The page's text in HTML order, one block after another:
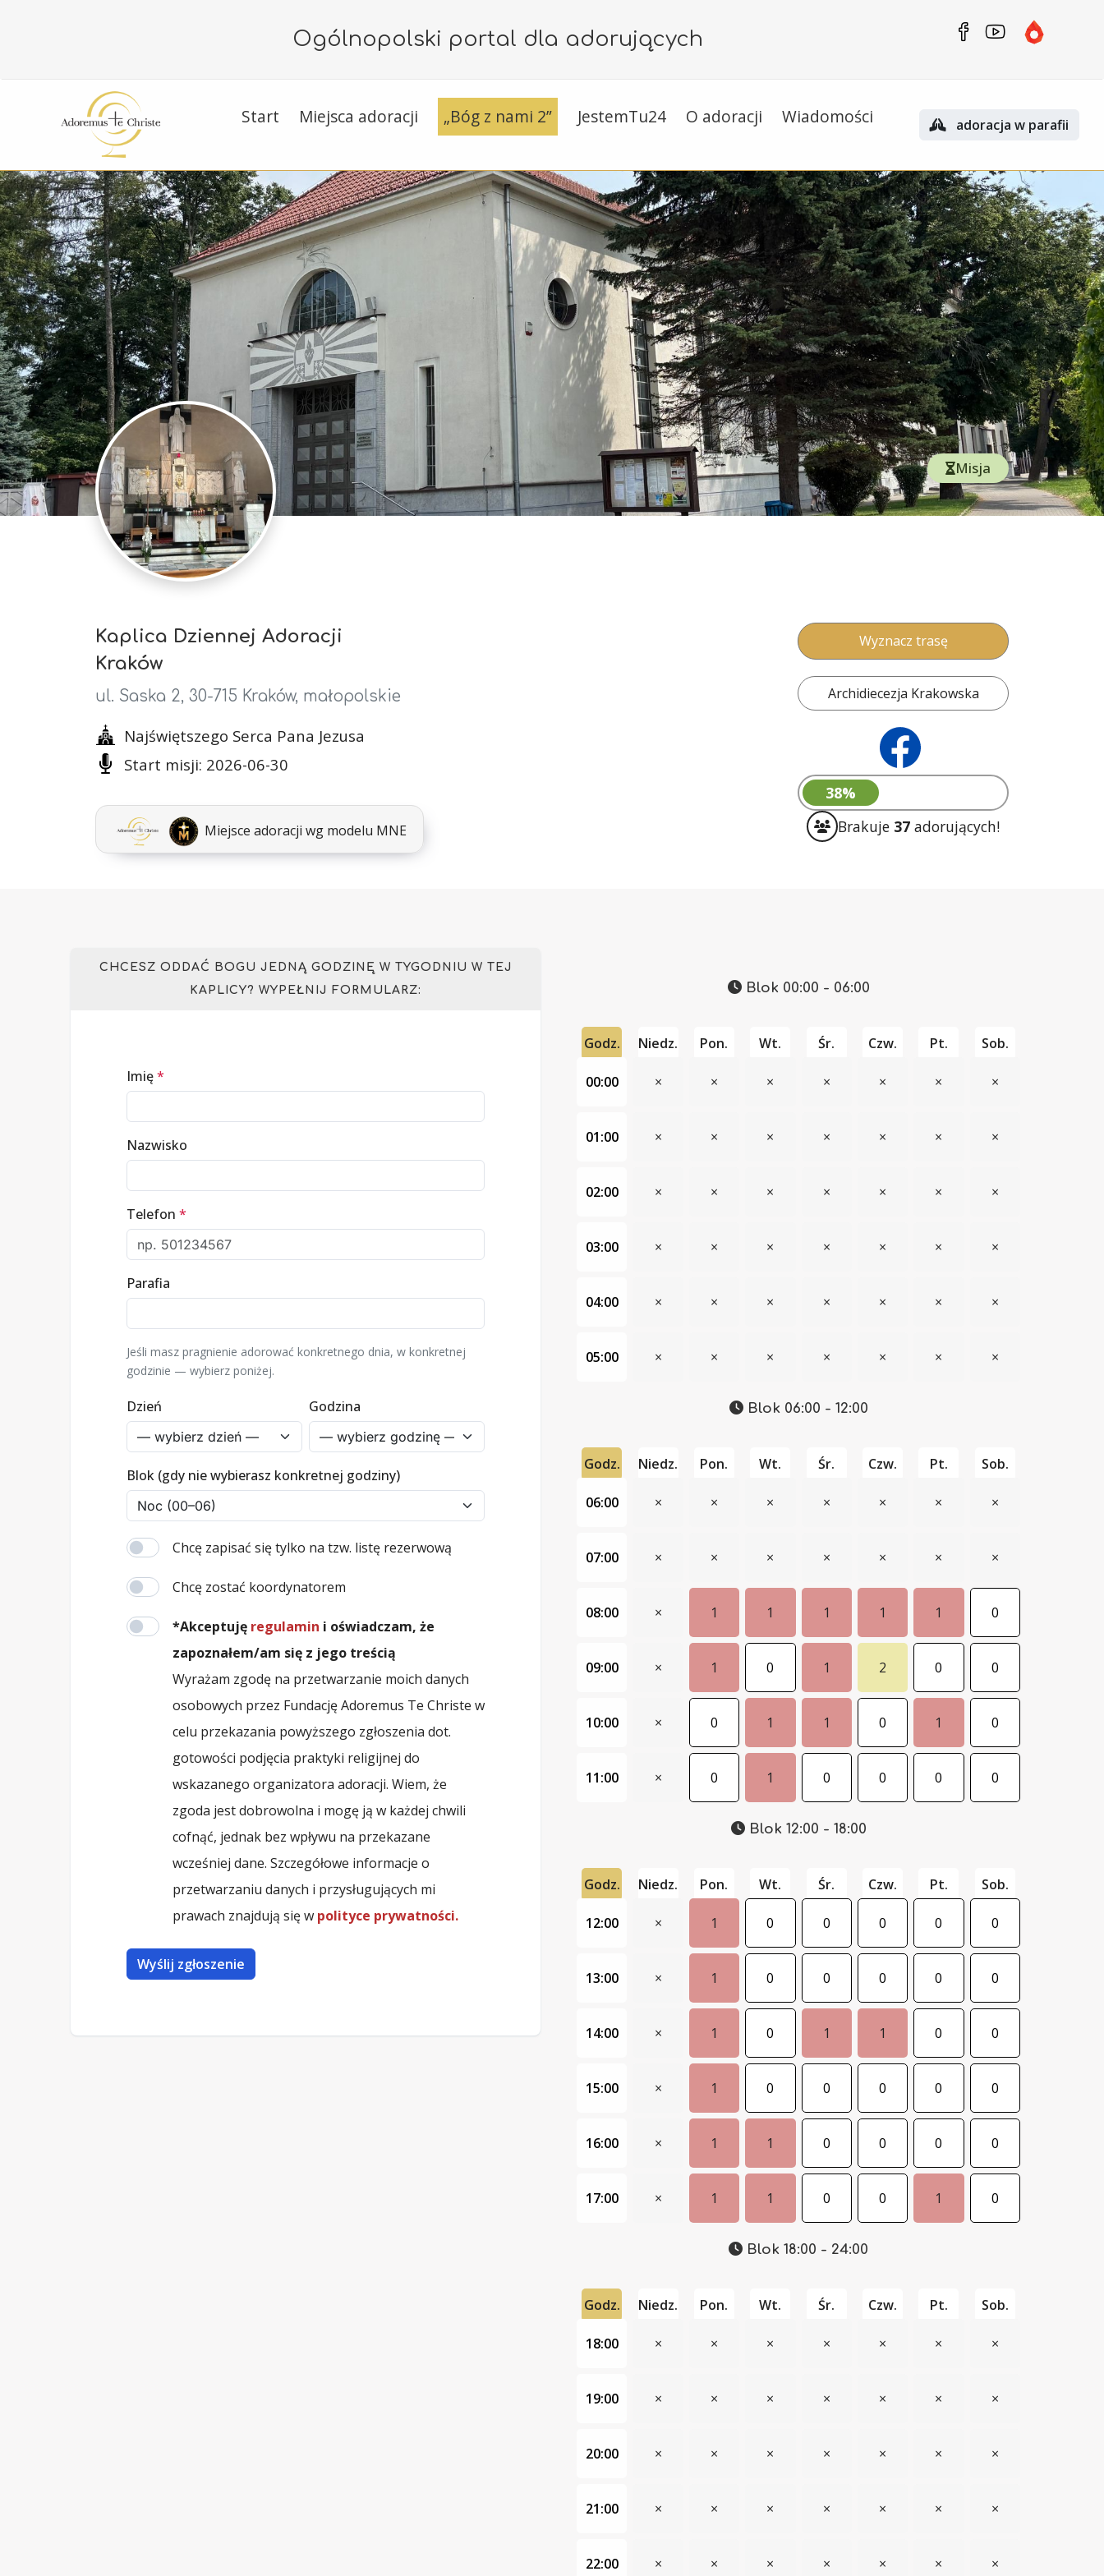
Ogólnopolski portal dla adorujących
Start Miejsca adoracji „Bóg z nami 2” JestemTu24 O adoracji Wiadomości adoracja w parafii
Misja
Kaplica Dziennej Adoracji
Kraków
ul. Saska 2, 30-715 Kraków, małopolskie
Najświętszego Serca Pana Jezusa
Start misji: 2026-06-30
Miejsce adoracji wg modelu MNE
Wyznacz trasę
Archidiecezja Krakowska
38%
Brakuje 37 adorujących!
CHCESZ ODDAĆ BOGU JEDNĄ GODZINĘ W TYGODNIU W TEJ
KAPLICY? WYPEŁNIJ FORMULARZ:
Imię*
Nazwisko
Telefon *
Parafia
Jeśli masz pragnienie adorować konkretnego dnia, w konkretnej
godzinie — wybierz poniżej.
Dzień Godzina
Blok (gdy nie wybierasz konkretnej godziny)
Chcę zapisać się tylko na tzw. listę rezerwową
Chcę zostać koordynatorem
*Akceptuję regulamin i oświadczam, że
zapoznałem/am się z jego treścią
Wyrażam zgodę na przetwarzanie moich danych
osobowych przez Fundację Adoremus Te Christe w
celu przekazania powyższego zgłoszenia dot.
gotowości podjęcia praktyki religijnej do
wskazanego organizatora adoracji. Wiem, że
zgoda jest dobrowolna i mogę ją w każdej chwili
cofnąć, jednak bez wpływu na przekazane
wcześniej dane. Szczegółowe informacje o
przetwarzaniu danych i przysługujących mi
prawach znajdują się w polityce prywatności.
Wyślij zgłoszenie
Blok 00:00 - 06:00
Godz. Niedz. Pon. Wt. Śr. Czw. Pt. Sob.
00:00 × × × × × × ×
01:00 × × × × × × ×
02:00 × × × × × × ×
03:00 × × × × × × ×
04:00 × × × × × × ×
05:00 × × × × × × ×
Blok 06:00 - 12:00
Godz. Niedz. Pon. Wt. Śr. Czw. Pt. Sob.
06:00 × × × × × × ×
07:00 × × × × × × ×
08:00 × 1 1 1 1 1 0
09:00 × 1 0 1 2 0 0
10:00 × 0 1 1 0 1 0
11:00 × 0 1 0 0 0 0
Blok 12:00 - 18:00
Godz. Niedz. Pon. Wt. Śr. Czw. Pt. Sob.
12:00 × 1 0 0 0 0 0
13:00 × 1 0 0 0 0 0
14:00 × 1 0 1 1 0 0
15:00 × 1 0 0 0 0 0
16:00 × 1 1 0 0 0 0
17:00 × 1 1 0 0 1 0
Blok 18:00 - 24:00
Godz. Niedz. Pon. Wt. Śr. Czw. Pt. Sob.
18:00 × × × × × × ×
19:00 × × × × × × ×
20:00 × × × × × × ×
21:00 × × × × × × ×
22:00 × × × × × × ×